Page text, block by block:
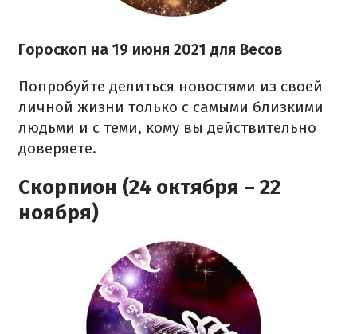
Гороскоп на 19 июня 2021 для Весов
Попробуйте делиться новостями из своей
личной жизни только с самыми близкими
людьми и с теми, кому вы действительно
доверяете.
Скорпион (24 октября – 22
ноября)